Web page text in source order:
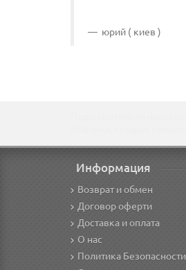
юрий ( киев )
Информация
Возврат и обмен
Договор оферти
Доставка и оплата
О нас
Политика Безопасности